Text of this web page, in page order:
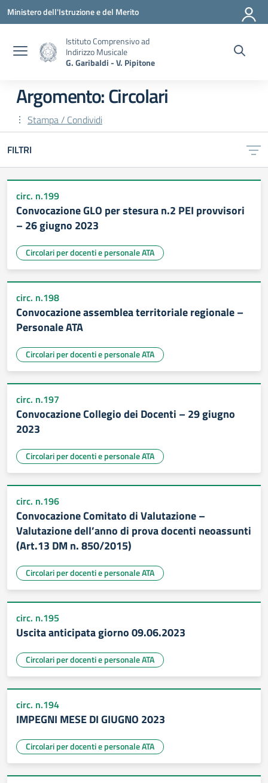
Vai ai contenuti
Vai al menu di navigazione
Vai al footer
Ministero dell'Istruzione e del Merito
Istituto Comprensivo ad
Indirizzo Musicale
G. Garibaldi - V. Pipitone
Argomento: Circolari
Stampa / Condividi
FILTRI
circ. n.199
Convocazione GLO per stesura n.2 PEI provvisori
– 26 giugno 2023
Circolari per docenti e personale ATA
circ. n.198
Convocazione assemblea territoriale regionale –
Personale ATA
Circolari per docenti e personale ATA
circ. n.197
Convocazione Collegio dei Docenti – 29 giugno
2023
Circolari per docenti e personale ATA
circ. n.196
Convocazione Comitato di Valutazione –
Valutazione dell’anno di prova docenti neoassunti
(Art.13 DM n. 850/2015)
Circolari per docenti e personale ATA
circ. n.195
Uscita anticipata giorno 09.06.2023
Circolari per docenti e personale ATA
circ. n.194
IMPEGNI MESE DI GIUGNO 2023
Circolari per docenti e personale ATA